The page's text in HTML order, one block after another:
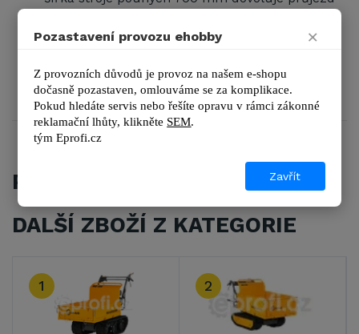
náhon 4x4
pojezdová rychlost 3,6 km/h
PŘÍSLUŠENSTVÍ
DALŠÍ ZBOŽÍ Z KATEGORIE
Pozastavení provozu ehobby ×
Z provozních důvodů je provoz na našem e-shopu
dočasně pozastaven, omlouváme se za komplikace.
Pokud hledáte servis nebo řešíte opravu v rámci zákonné
reklamační lhůty, klikněte SEM.
tým Eprofi.cz
Zavřít